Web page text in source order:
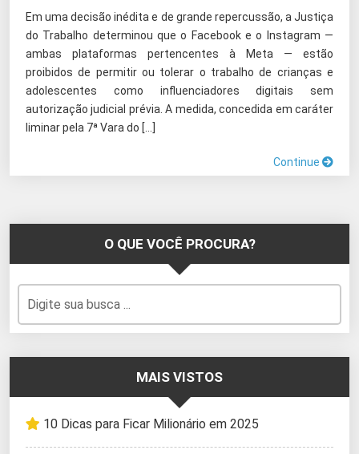
Em uma decisão inédita e de grande repercussão, a Justiça
do Trabalho determinou que o Facebook e o Instagram —
ambas plataformas pertencentes à Meta — estão
proibidos de permitir ou tolerar o trabalho de crianças e
adolescentes como influenciadores digitais sem
autorização judicial prévia. A medida, concedida em caráter
liminar pela 7ª Vara do […]
Continue
O QUE VOCÊ PROCURA?
MAIS VISTOS
10 Dicas para Ficar Milionário em 2025